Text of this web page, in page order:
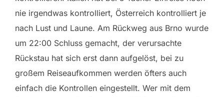
nie irgendwas kontrolliert, Österreich kontrolliert je
nach Lust und Laune. Am Rückweg aus Brno wurde
um 22:00 Schluss gemacht, der verursachte
Rückstau hat sich erst dann aufgelöst, bei zu
großem Reiseaufkommen werden öfters auch
einfach die Kontrollen eingestellt. Wer mit dem